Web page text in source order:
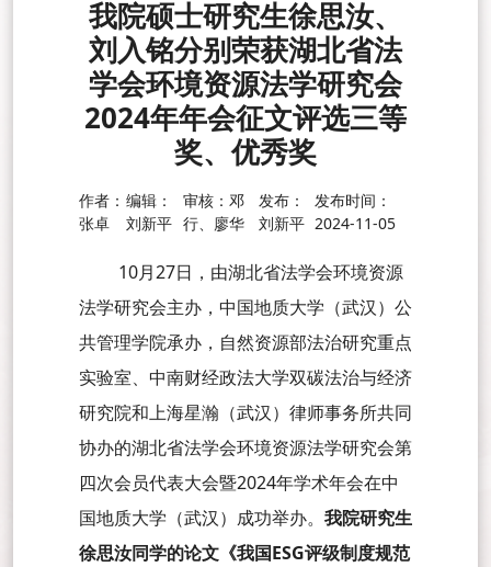
我院硕士研究生徐思汝、
刘入铭分别荣获湖北省法
学会环境资源法学研究会
2024年年会征文评选三等
奖、优秀奖
作者：
张卓
编辑：
刘新平
审核：邓
行、廖华
发布：
刘新平
发布时间：
2024-11-05
10月27日，由湖北省法学会环境资源
法学研究会主办，中国地质大学（武汉）公
共管理学院承办，自然资源部法治研究重点
实验室、中南财经政法大学双碳法治与经济
研究院和上海星瀚（武汉）律师事务所共同
协办的湖北省法学会环境资源法学研究会第
四次会员代表大会暨2024年学术年会在中
国地质大学（武汉）成功举办。 我院研究生
徐思汝同学的论文《我国ESG评级制度规范